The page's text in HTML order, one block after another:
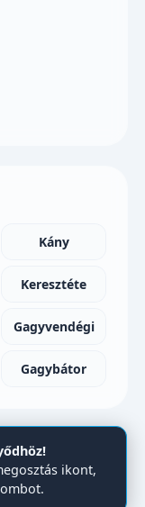
Kány
Keresztéte
Gagyvendégi
Gagybátor
ikont,